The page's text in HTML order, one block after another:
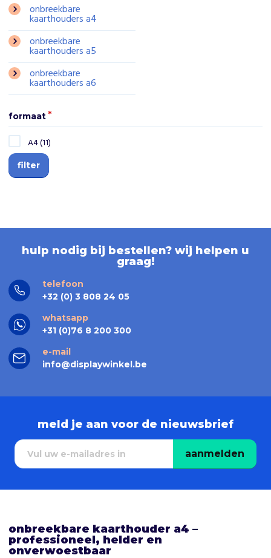
onbreekbare
kaarthouders a4
onbreekbare
kaarthouders a5
onbreekbare
kaarthouders a6
formaat
A4 (11)
filter
hulp nodig bij bestellen? wij helpen u
graag!
telefoon
+32 (0) 3 808 24 05
whatsapp
+31 (0)76 8 200 300
e-mail
info@displaywinkel.be
meld je aan voor de nieuwsbrief
aanmelden
onbreekbare kaarthouder a4 –
professioneel, helder en
onverwoestbaar